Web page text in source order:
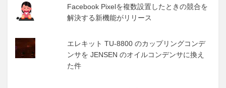
Facebook Pixelを複数設置したときの競合を
解決する新機能がリリース
エレキット TU-8800 のカップリングコンデ
ンサを JENSEN のオイルコンデンサに換え
た件